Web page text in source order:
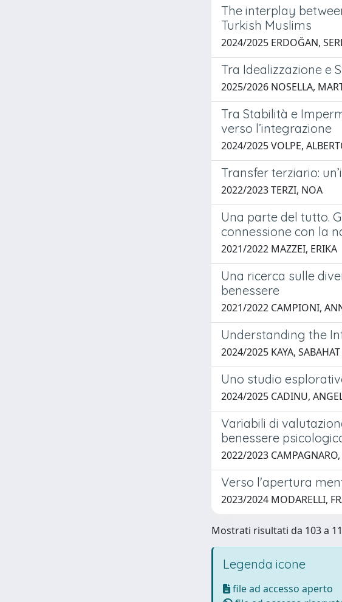
The interplay
Turkish Muslims
2024/2025 ERDOĞAN,
Tra Idealizzazione e
2025/2026 NOSELLA,
Tra Stabilità e
verso l’integrazione
2024/2025 VOLPE,
Transfer terziario:
2022/2023 TERZI, NOA
Una parte del tutto.
connessione con la
2021/2022 MAZZEI, ERIKA
Una ricerca sulle
benessere
2021/2022 CAMPIONI,
Understanding the
2024/2025 KAYA, SABAHAT
Uno studio
2024/2025 CADINU,
Variabili di
benessere
2022/2023
Verso l'apertura
2023/2024 MODARELLI,
Mostrati risultati da 103 a
Legenda icone
file ad accesso aperto